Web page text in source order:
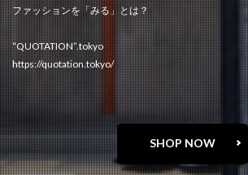
ファッションを「みる」とは？
“QUOTATION”.tokyo
https://quotation.tokyo/
SHOP NOW